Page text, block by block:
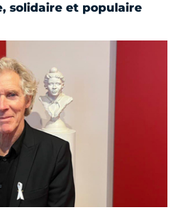
solidaire et populaire